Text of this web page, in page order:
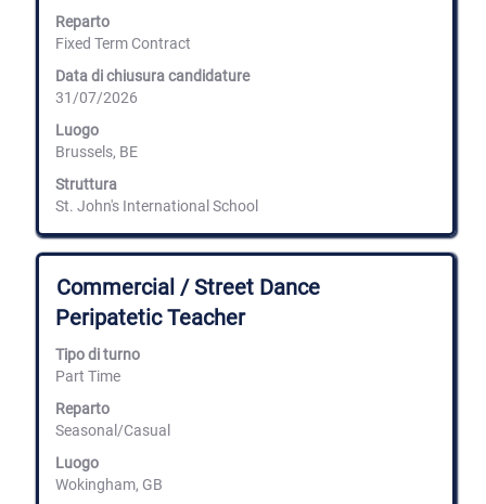
Reparto
Fixed Term Contract
Data di chiusura candidature
31/07/2026
Luogo
Brussels, BE
Struttura
St. John's International School
per
visualizzare
i
contenuti
integrali
delle
informazioni
Titolo
Commercial / Street Dance
Peripatetic Teacher
Tipo di turno
Part Time
Reparto
Seasonal/Casual
Luogo
Wokingham, GB
Effettuare
una
selezione
la
barra
per
visualizzare
i
contenuti
integrali